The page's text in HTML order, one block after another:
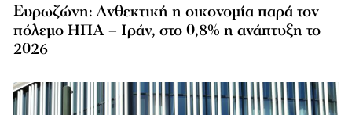
Ευρωζώνη: Ανθεκτική η οικονομία παρά τον
πόλεμο ΗΠΑ – Ιράν, στο 0,8% η ανάπτυξη το
2026